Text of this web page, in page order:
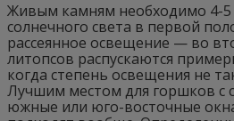
Живым камням необходимо 4-5
солнечного света в первой
рассеянное освещение — во
литопсов распускаются
когда степень освещения не
Лучшим местом для горшков с
южные или юго-восточные